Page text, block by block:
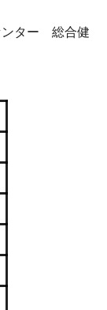
ター 総合健